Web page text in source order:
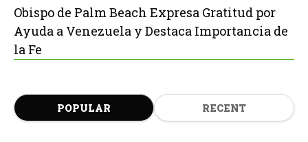
Obispo de Palm Beach Expresa Gratitud por
Ayuda a Venezuela y Destaca Importancia de
la Fe
POPULAR RECENT